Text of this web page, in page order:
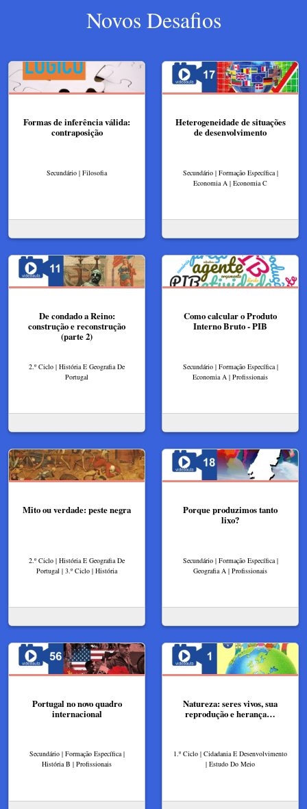
Novos Desafios
Formas de inferência válida:
contraposição
Secundário | Filosofia
Heterogeneidade de situações
de desenvolvimento
Secundário | Formação Específica |
Economia A | Economia C
De condado a Reino:
construção e reconstrução
(parte 2)
2.º Ciclo | História E Geografia De
Portugal
Como calcular o Produto
Interno Bruto - PIB
Secundário | Formação Específica |
Economia A | Profissionais
Mito ou verdade: peste negra
2.º Ciclo | História E Geografia De
Portugal | 3.º Ciclo | História
Porque produzimos tanto
lixo?
Secundário | Formação Específica |
Geografia A | Profissionais
Portugal no novo quadro
internacional
Secundário | Formação Específica |
História B | Profissionais
Natureza: seres vivos, sua
reprodução e herança…
1.º Ciclo | Cidadania E Desenvolvimento
| Estudo Do Meio